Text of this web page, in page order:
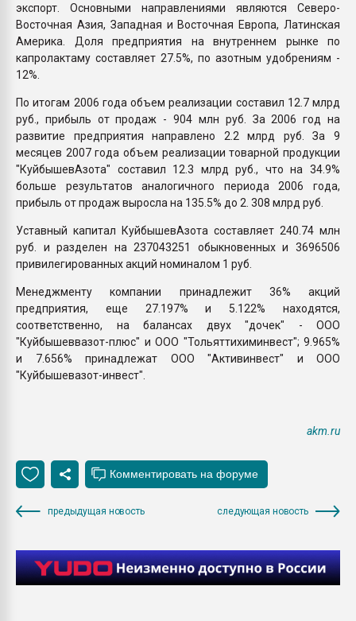
экспорт. Основными направлениями являются Северо-
Восточная Азия, Западная и Восточная Европа, Латинская
Америка. Доля предприятия на внутреннем рынке по
капролактаму составляет 27.5%, по азотным удобрениям -
12%.
По итогам 2006 года объем реализации составил 12.7 млрд
руб., прибыль от продаж - 904 млн руб. За 2006 год на
развитие предприятия направлено 2.2 млрд руб. За 9
месяцев 2007 года объем реализации товарной продукции
"КуйбышевАзота" составил 12.3 млрд руб., что на 34.9%
больше результатов аналогичного периода 2006 года,
прибыль от продаж выросла на 135.5% до 2. 308 млрд руб.
Уставный капитал КуйбышевАзота составляет 240.74 млн
руб. и разделен на 237043251 обыкновенных и 3696506
привилегированных акций номиналом 1 руб.
Менеджменту компании принадлежит 36% акций
предприятия, еще 27.197% и 5.122% находятся,
соответственно, на балансах двух "дочек" - ООО
"Куйбышеввазот-плюс" и ООО "Тольяттихиминвест"; 9.965%
и 7.656% принадлежат ООО "Активинвест" и ООО
"Куйбышевазот-инвест".
akm.ru
предыдущая новость следующая новость